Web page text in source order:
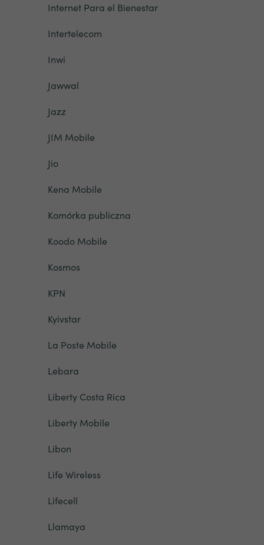
Internet Para el Bienestar
Intertelecom
Inwi
Jawwal
Jazz
JIM Mobile
Jio
Kena Mobile
Komórka publiczna
Koodo Mobile
Kosmos
KPN
Kyivstar
La Poste Mobile
Lebara
Liberty Costa Rica
Liberty Mobile
Libon
Life Wireless
Lifecell
Llamaya